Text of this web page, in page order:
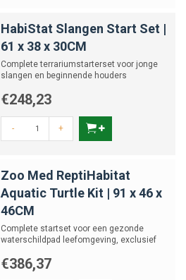
HabiStat Slangen Start Set |
61 x 38 x 30CM
Complete terrariumstarterset voor jonge
slangen en beginnende houders
€248,23
- +
Zoo Med ReptiHabitat
Aquatic Turtle Kit | 91 x 46 x
46CM
Complete startset voor een gezonde
waterschildpad leefomgeving, exclusief
€386,37